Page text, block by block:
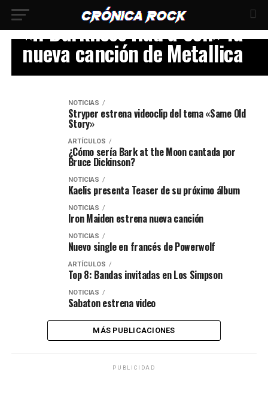
«If Darkness Had a Son» la
nueva canción de Metallica
NOTICIAS
Stryper estrena videoclip del tema «Same Old
Story»
ARTÍCULOS
¿Cómo sería Bark at the Moon cantada por
Bruce Dickinson?
NOTICIAS
Kaelis presenta Teaser de su próximo álbum
NOTICIAS
Iron Maiden estrena nueva canción
NOTICIAS
Nuevo single en francés de Powerwolf
ARTÍCULOS
Top 8: Bandas invitadas en Los Simpson
NOTICIAS
Sabaton estrena video
MÁS PUBLICACIONES
PUBLICIDAD